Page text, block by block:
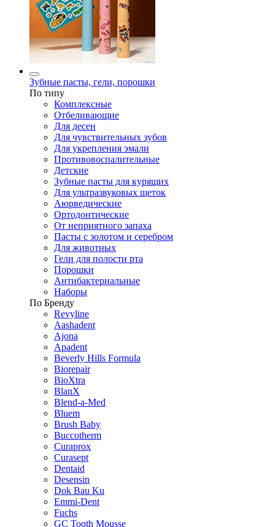
Зубные пасты, гели, порошки
По типу
Комплексные
Отбеливающие
Для десен
Для чувствительных зубов
Для укрепления эмали
Противовоспалительные
Детские
Зубные пасты для курящих
Для ультразвуковых щеток
Аюрведические
Ортодонтические
От неприятного запаха
Пасты с золотом и серебром
Для животных
Гели для полости рта
Порошки
Антибактериальные
Наборы
По Бренду
Revyline
Aashadent
Ajona
Apadent
Beverly Hills Formula
Biorepair
BioXtra
BlanX
Blend-a-Med
Bluem
Brush Baby
Buccotherm
Curaprox
Curasept
Dentaid
Desensin
Dok Bau Ku
Emmi-Dent
Fuchs
GC Tooth Mousse